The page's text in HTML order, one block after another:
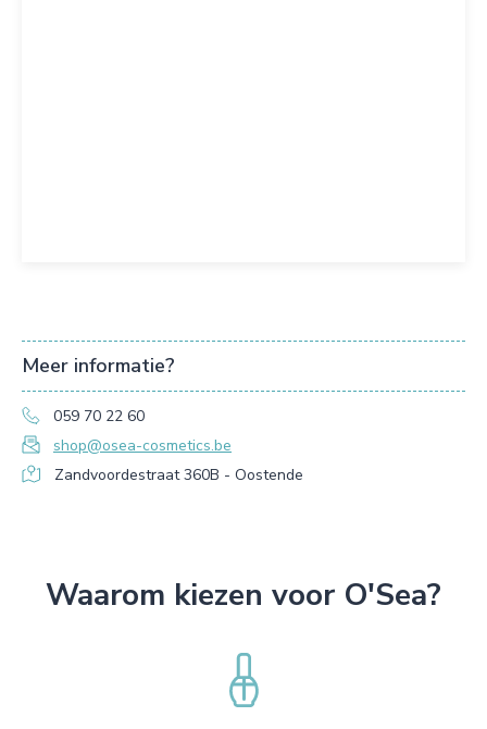
Meer informatie?
059 70 22 60
shop@osea-cosmetics.be
Zandvoordestraat 360B - Oostende
Waarom kiezen voor O'Sea?